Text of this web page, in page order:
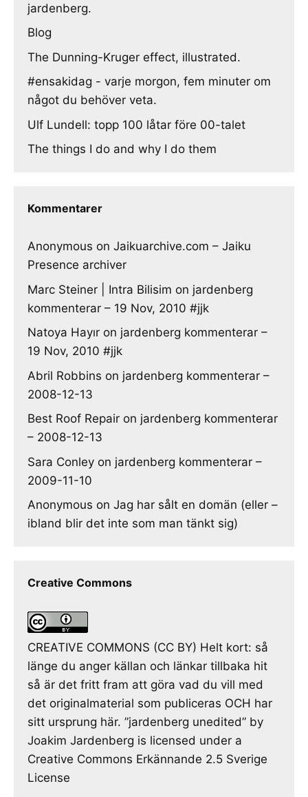
jardenberg.
Blog
The Dunning-Kruger effect, illustrated.
#ensakidag - varje morgon, fem minuter om
något du behöver veta.
Ulf Lundell: topp 100 låtar före 00-talet
The things I do and why I do them
Kommentarer
Anonymous on Jaikuarchive.com – Jaiku
Presence archiver
Marc Steiner | Intra Bilisim on jardenberg
kommenterar – 19 Nov, 2010 #jjk
Natoya Hayır on jardenberg kommenterar –
19 Nov, 2010 #jjk
Abril Robbins on jardenberg kommenterar –
2008-12-13
Best Roof Repair on jardenberg kommenterar
– 2008-12-13
Sara Conley on jardenberg kommenterar –
2009-11-10
Anonymous on Jag har sålt en domän (eller –
ibland blir det inte som man tänkt sig)
Creative Commons
CREATIVE COMMONS (CC BY) Helt kort: så
länge du anger källan och länkar tillbaka hit
så är det fritt fram att göra vad du vill med
det originalmaterial som publiceras OCH har
sitt ursprung här. ”jardenberg unedited” by
Joakim Jardenberg is licensed under a
Creative Commons Erkännande 2.5 Sverige
License